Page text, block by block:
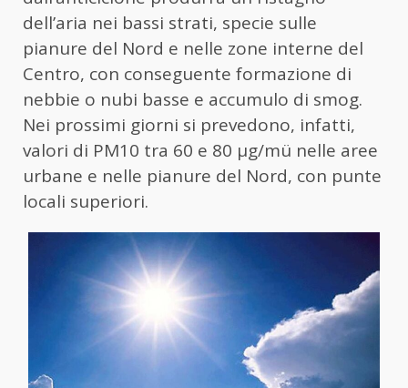
dell’aria nei bassi strati, specie sulle
pianure del Nord e nelle zone interne del
Centro, con conseguente formazione di
nebbie o nubi basse e accumulo di smog.
Nei prossimi giorni si prevedono, infatti,
valori di PM10 tra 60 e 80 µg/mü nelle aree
urbane e nelle pianure del Nord, con punte
locali superiori.